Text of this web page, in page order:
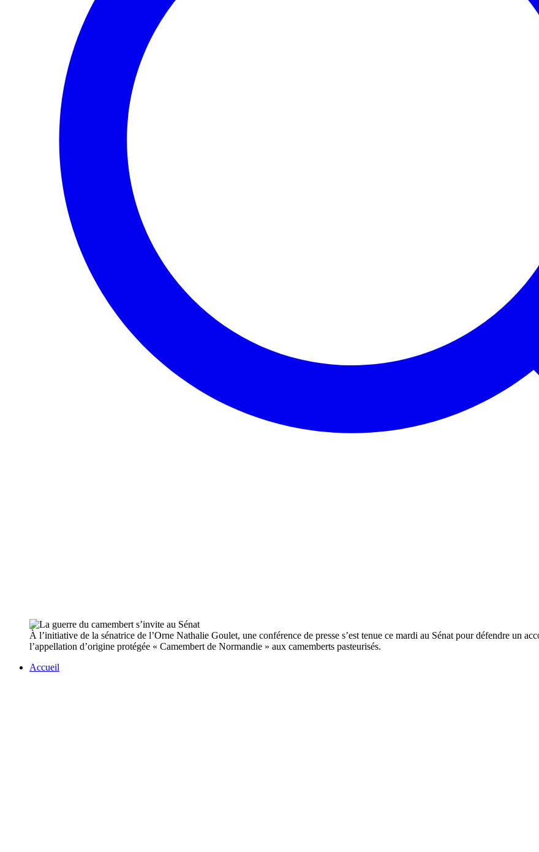
À l’initiative de la sénatrice de l’Orne Nathalie Goulet, une conférence de presse s’est tenue ce mardi au Sénat pour défendre un
l’appellation d’origine protégée « Camembert de Normandie » aux camemberts pasteurisés.
Accueil